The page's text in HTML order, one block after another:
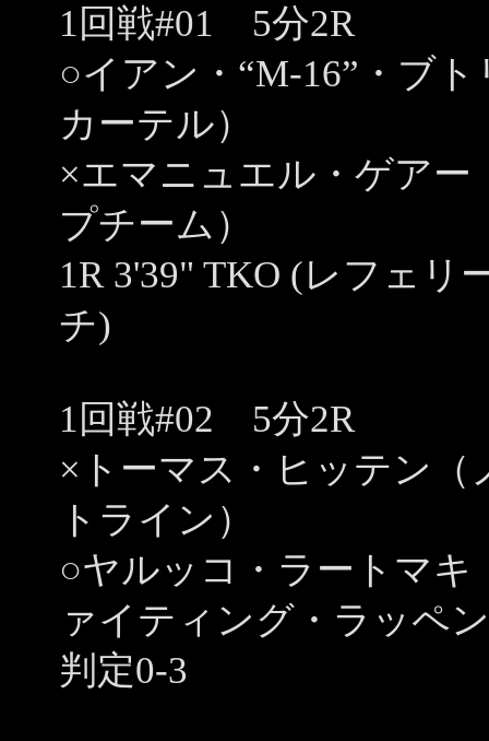
1回戦#01 5分2R
○イアン・“M-16”・ブ
カーテル）
×エマニュエル・ゲア
プチーム）
1R 3'39" TKO (レフェ
チ)
1回戦#02 5分2R
×トーマス・ヒッテン
トライン）
○ヤルッコ・ラートマ
ァイティング・ラッペ
判定0-3